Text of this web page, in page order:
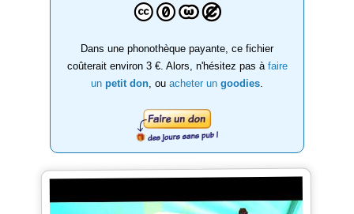
Dans une phonothèque payante, ce fichier
coûterait environ 3 €. Alors, n'hésitez pas à faire
un petit don , ou acheter un goodies